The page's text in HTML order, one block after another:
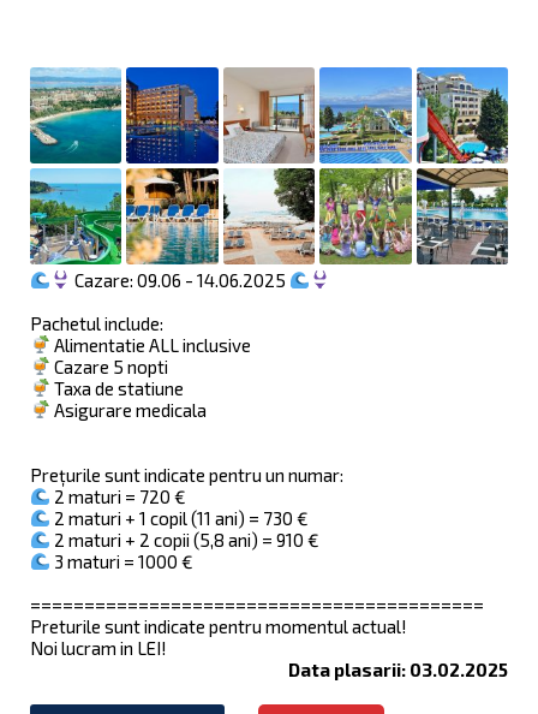
Cazare: 09.06 - 14.06.2025
Pachetul include:
Alimentatie ALL inclusive
Cazare 5 nopti
Taxa de statiune
Asigurare medicala
Prețurile sunt indicate pentru un numar:
2 maturi = 720 €
2 maturi + 1 copil (11 ani) = 730 €
2 maturi + 2 copii (5,8 ani) = 910 €
3 maturi = 1000 €
==========================================
Preturile sunt indicate pentru momentul actual!
Noi lucram in LEI!
Data plasarii: 03.02.2025